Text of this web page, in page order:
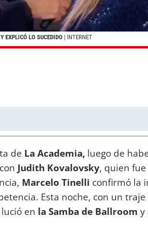
EXPLICÓ LO SUCEDIDO | INTERNET
de La Academia, luego de
Judith Kovalovsky, quien fue
Marcelo Tinelli confirmó la
Esta noche, con un
en la Samba de Ballroom y